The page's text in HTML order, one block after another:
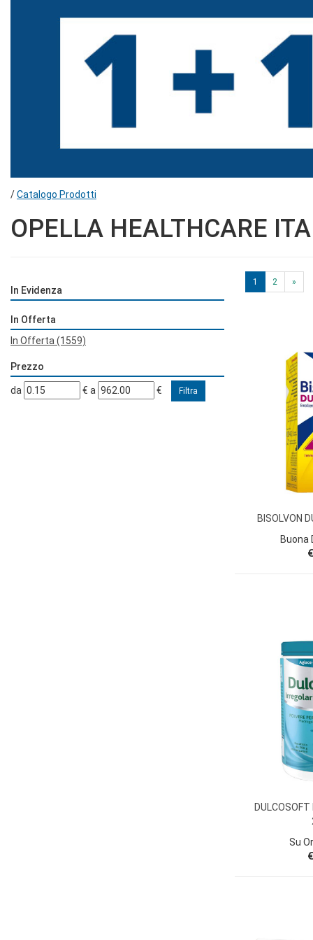
/Catalogo Prodotti
OPELLA HEALTHCARE
In Evidenza
In Offerta
In Offerta (1559)
Prezzo
filtra
da € filtra
a €
1 2 »
BISOLVON
Buona
DULCOSOFT
Su